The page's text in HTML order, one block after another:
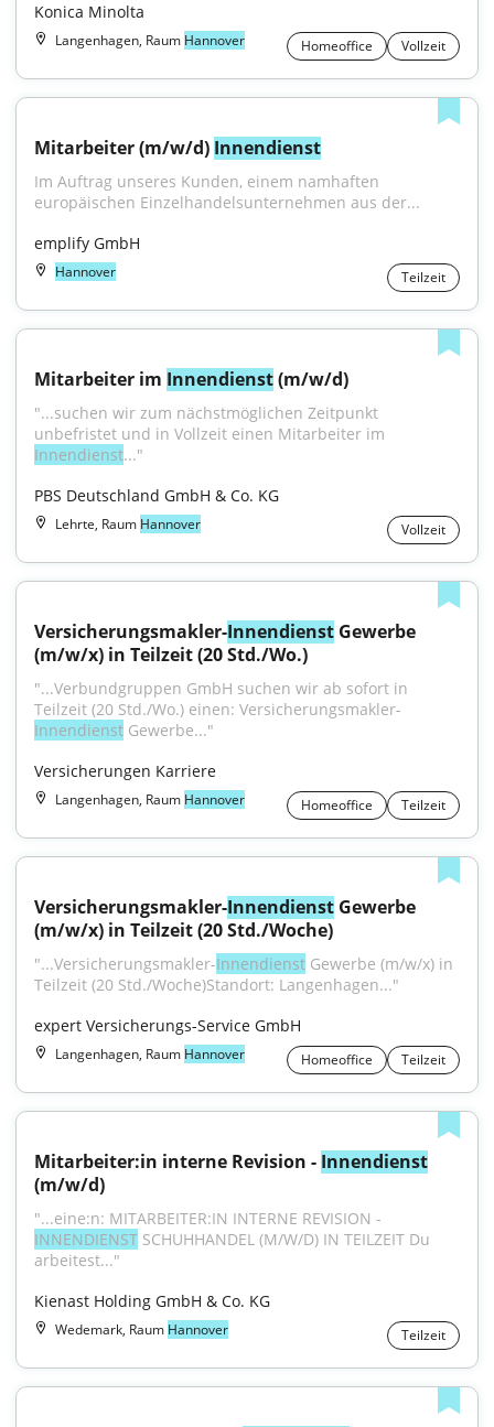
Konica Minolta
Langenhagen, Raum Hannover Homeoffice Vollzeit
Mitarbeiter (m/w/d) Innendienst
Im Auftrag unseres Kunden, einem namhaften
europäischen Einzelhandelsunternehmen aus der...
emplify GmbH
Hannover Teilzeit
Mitarbeiter im Innendienst (m/w/d)
"...suchen wir zum nächstmöglichen Zeitpunkt
Innendienst..."
PBS Deutschland GmbH & Co. KG
Lehrte, Raum Hannover Vollzeit
Versicherungsmakler-Innendienst Gewerbe
(m/w/x) in Teilzeit (20 Std./Wo.)
"...Verbundgruppen GmbH suchen wir ab sofort in
Teilzeit (20 Std./Wo.) einen: Versicherungsmakler-
Innendienst Gewerbe..."
Versicherungen Karriere
Langenhagen, Raum Hannover Homeoffice Teilzeit
Versicherungsmakler-Innendienst Gewerbe
(m/w/x) in Teilzeit (20 Std./Woche)
"...Versicherungsmakler-Innendienst Gewerbe (m/w/x) in
Teilzeit (20 Std./Woche)Standort: Langenhagen..."
expert Versicherungs-Service GmbH
Langenhagen, Raum Hannover Homeoffice Teilzeit
Mitarbeiter:in interne Revision - Innendienst
(m/w/d)
INNENDIENST SCHUHHANDEL (M/W/D) IN TEILZEIT Du
arbeitest..."
Kienast Holding GmbH & Co. KG
Wedemark, Raum Hannover Teilzeit